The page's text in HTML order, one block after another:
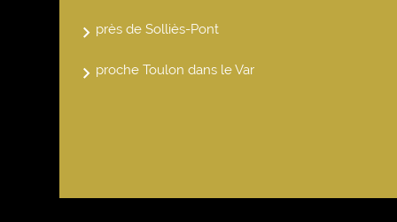
près de Solliès-Pont
proche Toulon dans le Var